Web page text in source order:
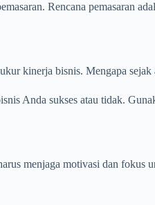
Rencana pemasaran
kinerja bisnis. Mengapa
Anda sukses atau tidak.
menjaga motivasi dan